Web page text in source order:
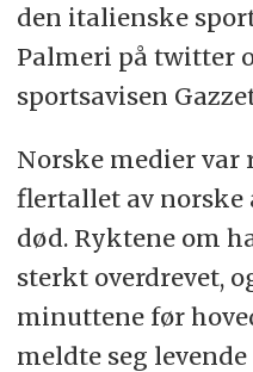
den italienske
Palmeri på twitter
sportsavisen
Norske medier var
flertallet av norske
død. Ryktene om
sterkt overdrevet,
minuttene før
meldte seg